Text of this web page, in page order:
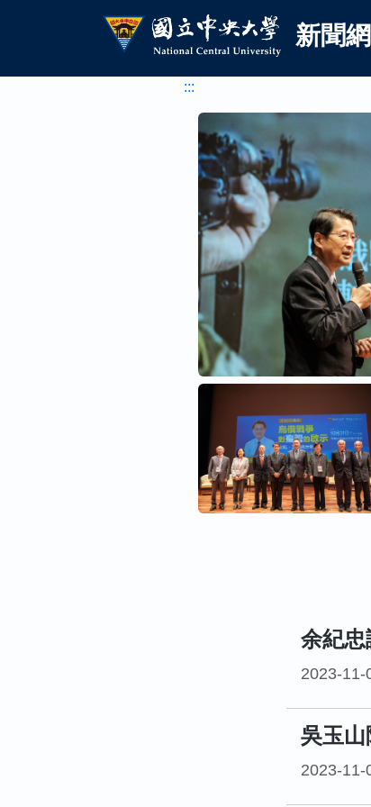
國立中央大學新聞網新聞網
:::
余紀
2023-11-
吳玉
2023-11-